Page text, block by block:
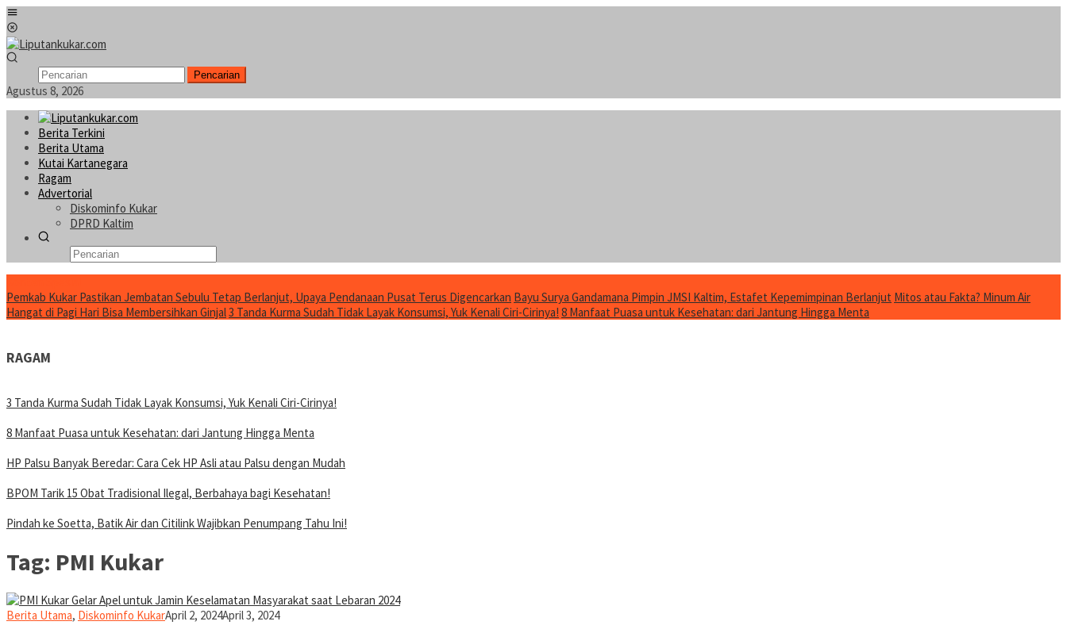
Loncat
ke
konten
Pencarian
Agustus 8, 2026
Berita Terkini
Berita Utama
Kutai Kartanegara
Ragam
Advertorial
Diskominfo Kukar
DPRD Kaltim
Pemkab Kukar Pastikan Jembatan Sebulu Tetap Berlanjut, Upaya Pendanaan Pusat Terus Digencarkan Bayu Surya Gandamana Pimpin JMSI Kaltim, Estafet Kepemimpinan Berlanjut Mitos atau Fakta? Minum Air
Hangat di Pagi Hari Bisa Membersihkan Ginjal3 Tanda Kurma Sudah Tidak Layak Konsumsi, Yuk Kenali Ciri-Cirinya! 8 Manfaat Puasa untuk Kesehatan: dari Jantung Hingga Menta
RAGAM
3 Tanda Kurma Sudah Tidak Layak Konsumsi, Yuk Kenali Ciri-Cirinya!
8 Manfaat Puasa untuk Kesehatan: dari Jantung Hingga Menta
HP Palsu Banyak Beredar: Cara Cek HP Asli atau Palsu dengan Mudah
BPOM Tarik 15 Obat Tradisional Ilegal, Berbahaya bagi Kesehatan!
Pindah ke Soetta, Batik Air dan Citilink Wajibkan Penumpang Tahu Ini!
Tag: PMI Kukar
Berita Utama, Diskominfo KukarLiputan
April 2, 2024April 3, 2024